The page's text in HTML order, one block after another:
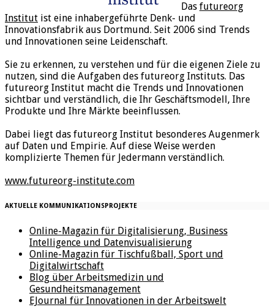
Das futureorg
Institut ist eine inhabergeführte Denk- und
Innovationsfabrik aus Dortmund. Seit 2006 sind Trends
und Innovationen seine Leidenschaft.
Sie zu erkennen, zu verstehen und für die eigenen Ziele zu
nutzen, sind die Aufgaben des futureorg Instituts. Das
futureorg Institut macht die Trends und Innovationen
sichtbar und verständlich, die Ihr Geschäftsmodell, Ihre
Produkte und Ihre Märkte beeinflussen.
Dabei liegt das futureorg Institut besonderes Augenmerk
auf Daten und Empirie. Auf diese Weise werden
komplizierte Themen für Jedermann verständlich.
www.futureorg-institute.com
AKTUELLE KOMMUNIKATIONSPROJEKTE
Online-Magazin für Digitalisierung, Business
Intelligence und Datenvisualisierung
Online-Magazin für Tischfußball, Sport und
Digitalwirtschaft
Blog über Arbeitsmedizin und
Gesundheitsmanagement
EJournal für Innovationen in der Arbeitswelt